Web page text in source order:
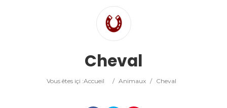
Cheval
Vous êtes içi :Accueil / Animaux / Cheval